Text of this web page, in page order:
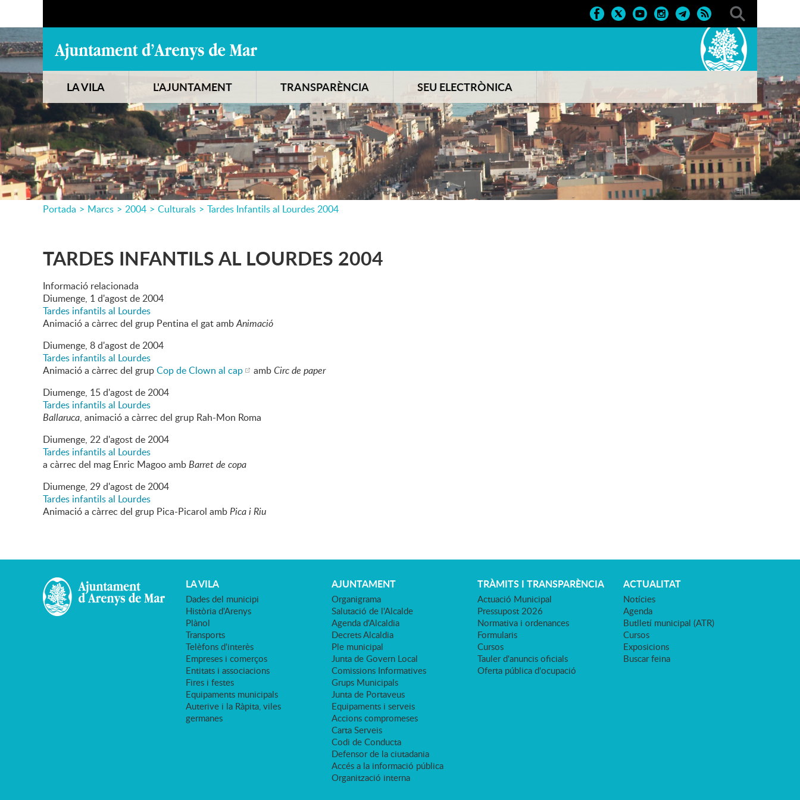
LA VILA L'AJUNTAMENT TRANSPARÈNCIA SEU ELECTRÒNICA
Portada > Marcs > 2004 > Culturals > Tardes Infantils al Lourdes 2004
TARDES INFANTILS AL LOURDES 2004
Informació relacionada
Diumenge, 1d'agostde2004
Tardes infantils al Lourdes
Animació a càrrec del grup Pentina el gat ambAnimació
Diumenge, 8d'agostde2004
Tardes infantils al Lourdes
Animació a càrrec del grupCop de Clown al cap ambCirc de paper
Diumenge, 15d'agostde2004
Tardes infantils al Lourdes
Ballaruca, animació a càrrec del grup Rah-Mon Roma
Diumenge, 22d'agostde2004
Tardes infantils al Lourdes
a càrrec del mag Enric Magoo ambBarret de copa
Diumenge, 29d'agostde2004
Tardes infantils al Lourdes
Animació a càrrec del grup Pica-Picarol ambPica i Riu
LA VILA
Dades del municipi
Història d'Arenys
Plànol
Transports
Telèfons d'interès
Empreses i comerços
Entitats i associacions
Fires i festes
Equipaments municipals
Auterive i la Ràpita, viles
germanes
AJUNTAMENT
Organigrama
Salutació de l'Alcalde
Agenda d'Alcaldia
Decrets Alcaldia
Ple municipal
Junta de Govern Local
Comissions Informatives
Grups Municipals
Junta de Portaveus
Equipaments i serveis
Accions compromeses
Carta Serveis
Codi de Conducta
Defensor de la ciutadania
Accés a la informació pública
Organització interna
TRÀMITS I TRANSPARÈNCIA
Actuació Municipal
Pressupost 2026
Normativa i ordenances
Formularis
Cursos
Tauler d'anuncis oficials
Oferta pública d'ocupació
ACTUALITAT
Notícies
Agenda
Butlletí municipal (ATR)
Cursos
Exposicions
Buscar feina